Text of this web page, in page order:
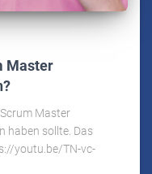
Master
Master
haben sollte. Das
youtu.be/TN-vc-